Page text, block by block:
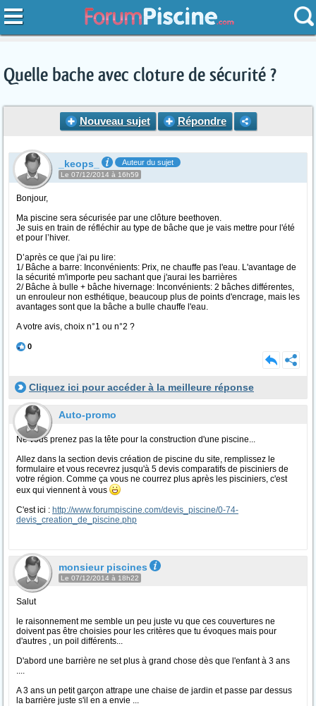
Quelle bache avec cloture de sécurité ?
Nouveau sujet Répondre
_keops_ Auteur du sujet
Le 07/12/2014 à 16h59
Bonjour,
Ma piscine sera sécurisée par une clôture beethoven.
Je suis en train de réfléchir au type de bâche que je vais mettre pour l'été
et pour l’hiver.
D’après ce que j'ai pu lire:
1/ Bâche a barre: Inconvénients: Prix, ne chauffe pas l'eau. L'avantage de
la sécurité m'importe peu sachant que j'aurai les barrières
2/ Bâche à bulle + bâche hivernage: Inconvénients: 2 bâches différentes,
un enrouleur non esthétique, beaucoup plus de points d'encrage, mais les
avantages sont que la bâche a bulle chauffe l'eau.
A votre avis, choix n°1 ou n°2 ?
0
Cliquez ici pour accéder à la meilleure réponse
Auto-promo
Ne vous prenez pas la tête pour la construction d'une piscine...
Allez dans la section devis création de piscine du site, remplissez le
formulaire et vous recevrez jusqu'à 5 devis comparatifs de pisciniers de
votre région. Comme ça vous ne courrez plus après les pisciniers, c'est
eux qui viennent à vous
C'est ici : http://www.forumpiscine.com/devis_piscine/0-74-
devis_creation_de_piscine.php
monsieur piscines
Le 07/12/2014 à 18h22
Salut
le raisonnement me semble un peu juste vu que ces couvertures ne
doivent pas être choisies pour les critères que tu évoques mais pour
d'autres , un poil différents...
D'abord une barrière ne set plus à grand chose dès que l'enfant à 3 ans
....
A 3 ans un petit garçon attrape une chaise de jardin et passe par dessus
la barrière juste s'il en a envie ...